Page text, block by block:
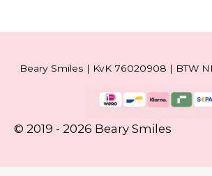
Beary Smiles | KvK 76020908 | BTW
© 2019 - 2026 Beary Smiles